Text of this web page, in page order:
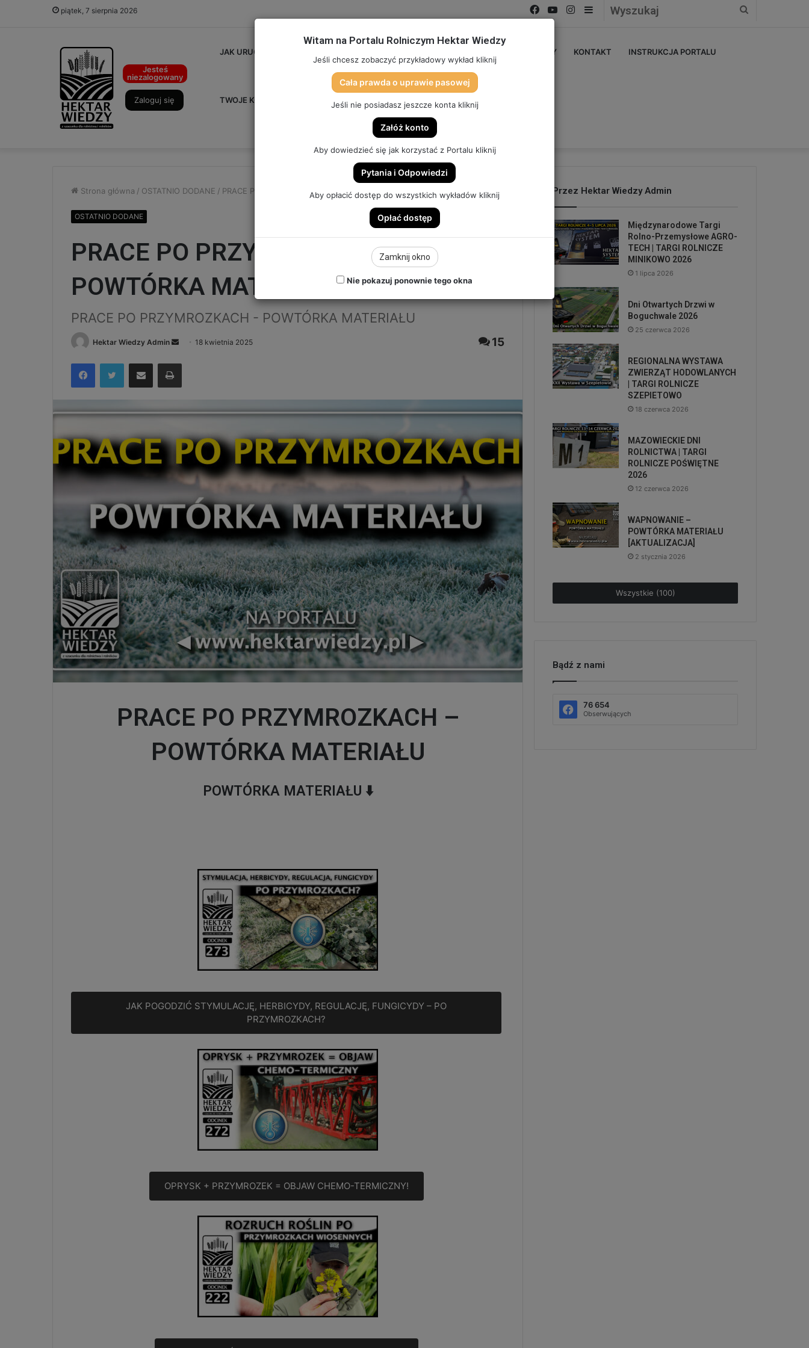
piątek, 7 sierpnia 2026 Sidebar
Instagram
YouTube
Facebook
Jesteś
niezalogowany
Zaloguj się
JAK URUCHOMIĆ PORTAL PARTNERZY KONTAKT INSTRUKCJA PORTALU
TWOJE KONTO SKLEP (DOSTĘP, GADŻETY, SZKOLENIA) HEKTAR SYSTEM
Strona główna / OSTATNIO DODANE / PRACE PO PRZYMROZKACH – POWTÓRKA MATERIAŁU
OSTATNIO DODANE
PRACE PO PRZYMROZKACH –
POWTÓRKA MATERIAŁU
PRACE PO PRZYMROZKACH - POWTÓRKA MATERIAŁU
Hektar Wiedzy Admin
Send 18 kwietnia 2025 15
FacebookTwitter Udostępnij via e-mail Drukuj
PRACE PO PRZYMROZKACH –
POWTÓRKA MATERIAŁU
POWTÓRKA MATERIAŁU ⬇️
JAK POGODZIĆ STYMULACJĘ, HERBICYDY, REGULACJĘ, FUNGICYDY – PO
PRZYMROZKACH?
OPRYSK + PRZYMROZEK = OBJAW CHEMO-TERMICZNY!
Przez Hektar Wiedzy Admin
Międzynarodowe Targi
Rolno-Przemysłowe AGRO-
TECH | TARGI ROLNICZE
MINIKOWO 2026
1 lipca 2026
Dni Otwartych Drzwi w
Boguchwale 2026
25 czerwca 2026
REGIONALNA WYSTAWA
ZWIERZĄT HODOWLANYCH
| TARGI ROLNICZE
SZEPIETOWO
18 czerwca 2026
MAZOWIECKIE DNI
ROLNICTWA | TARGI
ROLNICZE POŚWIĘTNE
2026
12 czerwca 2026
WAPNOWANIE –
POWTÓRKA MATERIAŁU
[AKTUALIZACJA]
2 stycznia 2026
Wszystkie (100)
Bądź z nami
76 654
Obserwujących
Witam na Portalu Rolniczym Hektar Wiedzy
Jeśli chcesz zobaczyć przykładowy wykład kliknij
Cała prawda o uprawie pasowej
Jeśli nie posiadasz jeszcze konta kliknij
Załóż konto
Aby dowiedzieć się jak korzystać z Portalu kliknij
Pytania i Odpowiedzi
Aby opłacić dostęp do wszystkich wykładów kliknij
Opłać dostęp
Zamknij okno
Nie pokazuj ponownie tego okna